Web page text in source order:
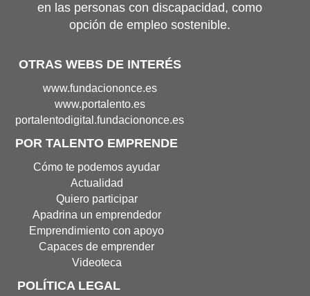
en las personas con discapacidad, como
opción de empleo sostenible.
OTRAS WEBS DE INTERÉS
Portal
de
Fundación
en
nueva
ventana)
www.fundaciononce.es
Portal
de
en
nueva
ventana)
www.portalento.es
Portal
Portalento
Digital(Abre
ventana
portalentodigital.fundaciononce.es
POR TALENTO EMPRENDE
Cómo te podemos ayudar
Actualidad
Quiero participar
Apadrina un emprendedor
Emprendimiento con apoyo
Capaces de emprender
Videoteca
POLÍTICA LEGAL